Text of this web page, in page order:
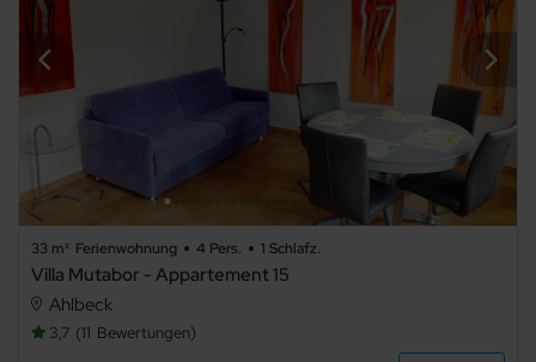
33 m² Ferienwohnung 4 Pers. 1 Schlafz.
Villa Mutabor - Appartement 15
Ahlbeck
3,7 11 Bewertungen